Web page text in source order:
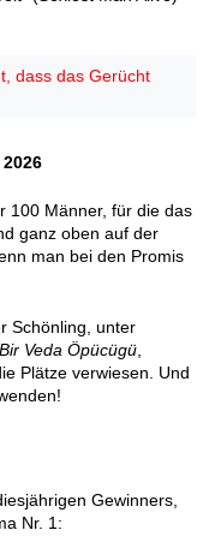
dass das Gerücht
100 Männer, für die das
ganz oben auf der
man bei den Promis
Schönling, unter
Veda Öpücügü
Plätze verwiesen. Und
Gewinners,
Nr. 1: